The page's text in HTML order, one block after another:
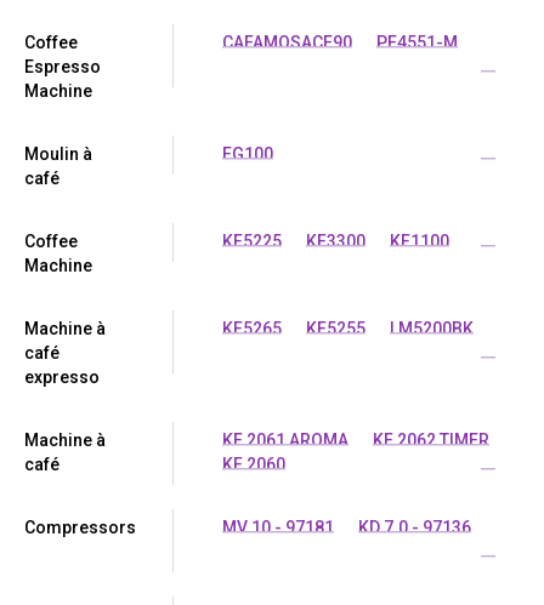
Coffee
Espresso
Machine
CAFAMOSACF90
PE4551-M
...
Moulin à
café
EG100 ...
Coffee
Machine
KF5225 KF3300 KF1100 ...
Machine à
café
expresso
KF5265 KF5255
LM5200BK
...
Machine à
café
KF 2061 AROMA
KF 2062 TIMER
KF 2060
...
Compressors MV 10 - 97181
KD 7.0 - 97136
...